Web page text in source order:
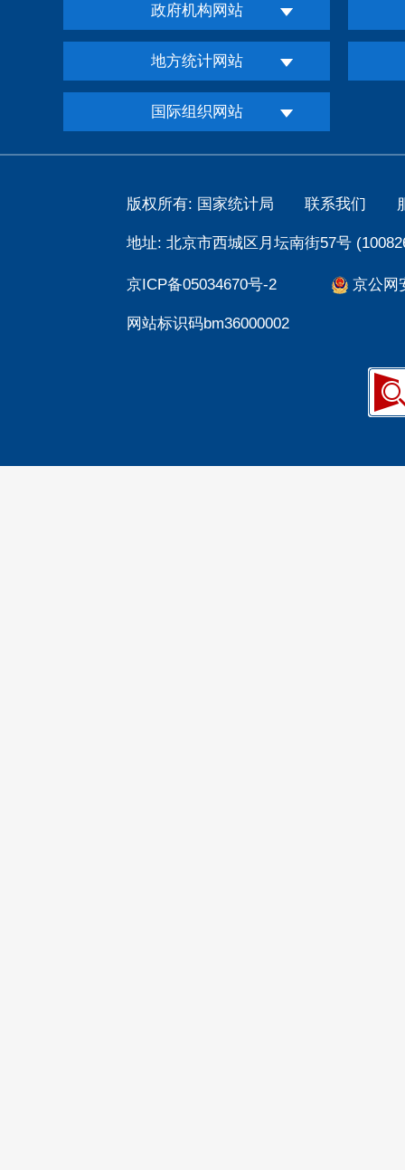
政府机构网站
地方统计网站
国际组织网站
版权所有: 国家统计局 联系我们
地址: 北京市西城区月坛南街57号
京ICP备05034670号-2 京公网
网站标识码bm36000002